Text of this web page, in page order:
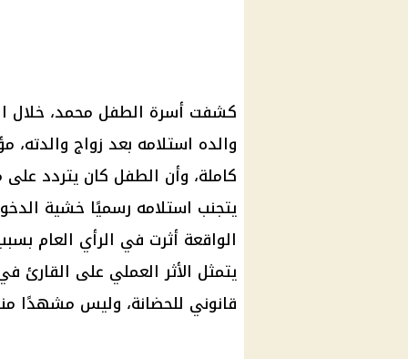
كشفت أسرة الطفل محمد، خلال
والده استلامه بعد زواج
كاملة، وأن الطفل كان يتردد
يتجنب استلامه رسميًا خشية
الواقعة أثرت في الرأي العام
يتمثل الأثر العملي على القارئ
قانوني للحضانة، وليس مشهدًا